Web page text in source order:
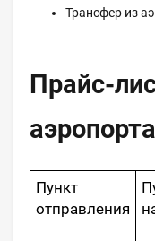
Трансфер из
Прайс-
Пункт
отправления